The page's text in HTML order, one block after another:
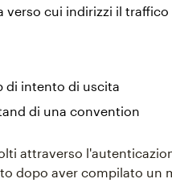
verso cui indirizzi il traffico
di intento di uscita
di una convention
attraverso
dopo aver compilato un